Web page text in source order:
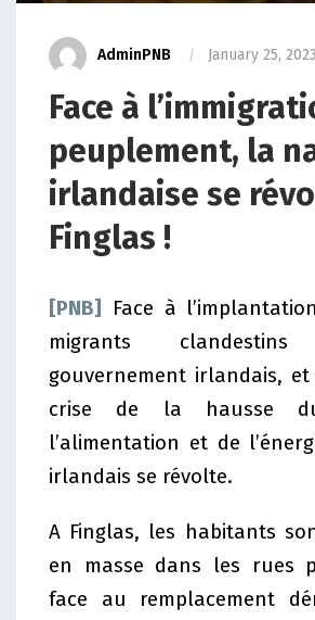
AdminPNB January 25, 2023
Face à
peuplement, la
irlandaise se
Finglas !
[PNB]
Face à
migrants
gouvernement irlandais,
crise de la hausse
l’alimentation et de
irlandais se révolte.
A Finglas, les habitants
en masse dans les rues
face au remplacement